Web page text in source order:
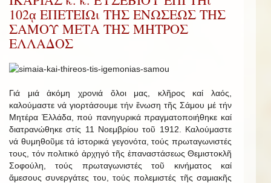
102ᾳ ΕΠΕΤΕΙΩι ΤΗΣ ΕΝΩΣΕΩΣ ΤΗΣ
ΣΑΜΟΥ ΜΕΤΑ ΤΗΣ ΜΗΤΡΟΣ
ΕΛΛΑΔΟΣ
Γιά μιά ἀκόμη χρονιά ὅλοι μας, κλῆρος καί λαός,
καλούμαστε νά γιορτάσουμε τήν ἕνωση τῆς Σάμου μέ τήν
Μητέρα Ἑλλάδα, πού πανηγυρικά πραγματοποιήθηκε καί
διατρανώθηκε στίς 11 Νοεμβρίου τοῦ 1912. Καλούμαστε
νά θυμηθοῦμε τά ἱστορικά γεγονότα, τούς πρωταγωνιστές
τους, τόν πολιτικό ἀρχηγό τῆς ἐπαναστάσεως Θεμιστοκλῆ
Σοφούλη, τούς πρωταγωνιστές τοῦ κινήματος καί
ἄμεσους συνεργάτες του, τούς πολεμιστές τῆς σαμιακῆς